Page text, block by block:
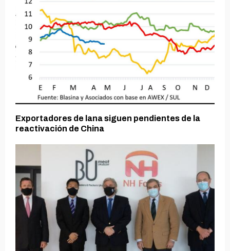
Exportadores de lana siguen pendientes de la
reactivación de China